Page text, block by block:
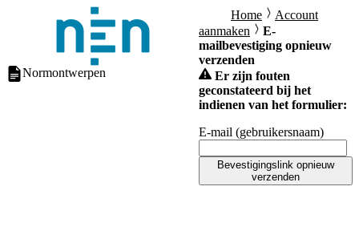
Normontwerpen
Home
Account
aanmaken
E-
mailbevestiging opnieuw
verzenden
Er zijn fouten
geconstateerd bij het
indienen van het formulier:
E-mail (gebruikersnaam)
Bevestigingslink opnieuw
verzenden